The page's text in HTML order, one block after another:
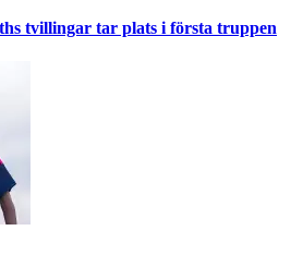
tvillingar tar plats i första truppen